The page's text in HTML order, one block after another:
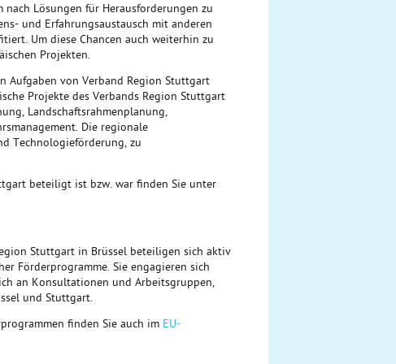
Lösungen für Herausforderungen zu
und Erfahrungsaustausch mit anderen
Um diese Chancen auch weiterhin zu
Projekten.
Aufgaben von Verband Region Stuttgart
Projekte des Verbands Region Stuttgart
Landschaftsrahmenplanung,
Die regionale
Technologieförderung, zu
beteiligt ist bzw. war finden Sie unter
Stuttgart in Brüssel beteiligen sich aktiv
Förderprogramme. Sie engagieren sich
an Konsultationen und Arbeitsgruppen,
und Stuttgart.
finden Sie auch im EU-